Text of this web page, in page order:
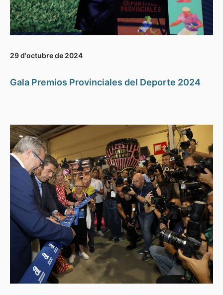
29 d'octubre de 2024
Gala Premios Provinciales del Deporte 2024